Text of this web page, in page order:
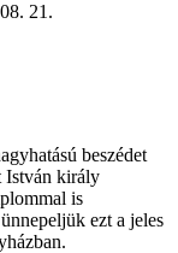
21.
beszédet
István király
is
ezt a jeles